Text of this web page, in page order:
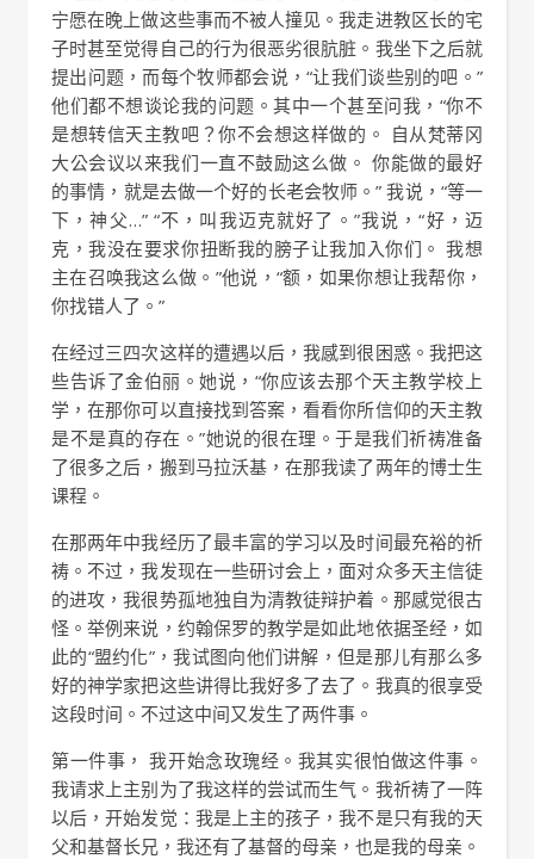
宁愿在晚上做这些事而不被人撞见。我走进教区长的宅
子时甚至觉得自己的行为很恶劣很肮脏。我坐下之后就
提出问题，而每个牧师都会说，“让我们谈些别的吧。”
他们都不想谈论我的问题。其中一个甚至问我，“你不
是想转信天主教吧？你不会想这样做的。 自从梵蒂冈
大公会议以来我们一直不鼓励这么做。 你能做的最好
的事情，就是去做一个好的长老会牧师。” 我说，“等一
下，神父…” “不，叫我迈克就好了。”我说，“好，迈
克，我没在要求你扭断我的膀子让我加入你们。 我想
主在召唤我这么做。”他说，“额，如果你想让我帮你，
你找错人了。”
在经过三四次这样的遭遇以后，我感到很困惑。我把这
些告诉了金伯丽。她说，“你应该去那个天主教学校上
学，在那你可以直接找到答案，看看你所信仰的天主教
是不是真的存在。”她说的很在理。于是我们祈祷准备
了很多之后，搬到马拉沃基，在那我读了两年的博士生
课程。
在那两年中我经历了最丰富的学习以及时间最充裕的祈
祷。不过，我发现在一些研讨会上，面对众多天主信徒
的进攻，我很势孤地独自为清教徒辩护着。那感觉很古
怪。举例来说，约翰保罗的教学是如此地依据圣经，如
此的“盟约化”，我试图向他们讲解，但是那儿有那么多
好的神学家把这些讲得比我好多了去了。我真的很享受
这段时间。不过这中间又发生了两件事。
第一件事， 我开始念玫瑰经。我其实很怕做这件事。
我请求上主别为了我这样的尝试而生气。我祈祷了一阵
以后，开始发觉：我是上主的孩子，我不是只有我的天
父和基督长兄，我还有了基督的母亲，也是我的母亲。